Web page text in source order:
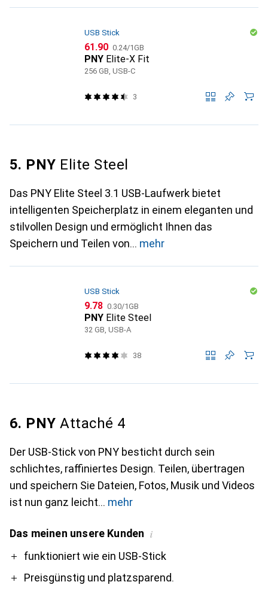
USB Stick
CHF
61.90 CHF
0.24/1GB
PNY Elite-X Fit
256 GB, USB-C
3
5. PNY Elite Steel
Das PNY Elite Steel 3.1 USB-Laufwerk bietet
intelligenten Speicherplatz in einem eleganten und
stilvollen Design und ermöglicht Ihnen das
Speichern und Teilen von
mehr
USB Stick
CHF
9.78 CHF
0.30/1GB
PNY Elite Steel
32 GB, USB-A
38
6. PNY Attaché 4
Der USB-Stick von PNY besticht durch sein
schlichtes, raffiniertes Design. Teilen, übertragen
und speichern Sie Dateien, Fotos, Musik und Videos
ist nun ganz leicht
mehr
Das meinen unsere Kunden i
Profunktioniert wie ein USB-Stick
Preisgünstig und platzsparend.
Contra